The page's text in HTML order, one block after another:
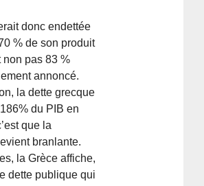
donc endettée
% de son produit
non pas 83 %
annoncé.
la dette grecque
du PIB en
que la
branlante.
la Grèce affiche,
dette publique qui